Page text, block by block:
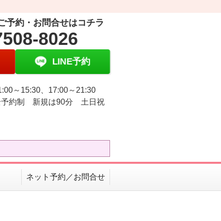
予約・お問合せはコチラ
8026
LINE予約
～15:30、17:00～21:30
約制 新規は90分 土日祝
ネット予約／お問合せ